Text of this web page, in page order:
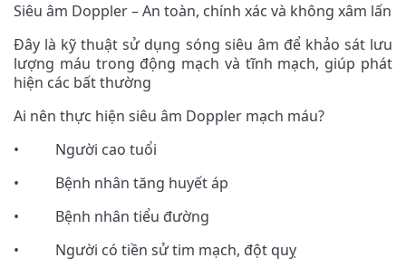
Siêu âm Doppler – An toàn, chính xác và không xâm lấn
Đây là kỹ thuật sử dụng sóng siêu âm để khảo sát lưu
lượng máu trong động mạch và tĩnh mạch, giúp phát
hiện các bất thường
Ai nên thực hiện siêu âm Doppler mạch máu?
• Người cao tuổi
• Bệnh nhân tăng huyết áp
• Bệnh nhân tiểu đường
• Người có tiền sử tim mạch, đột quỵ